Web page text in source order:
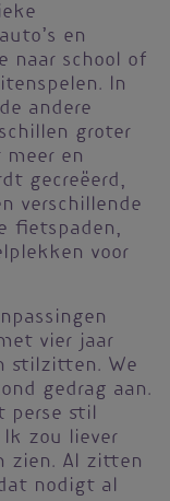
en
naar school of
In
andere
groter
meer en
gecreëerd,
verschillende
fietspaden,
voor
vier jaar
stilzitten. We
gedrag aan.
perse stil
zou liever
zien. Al zitten
nodigt al